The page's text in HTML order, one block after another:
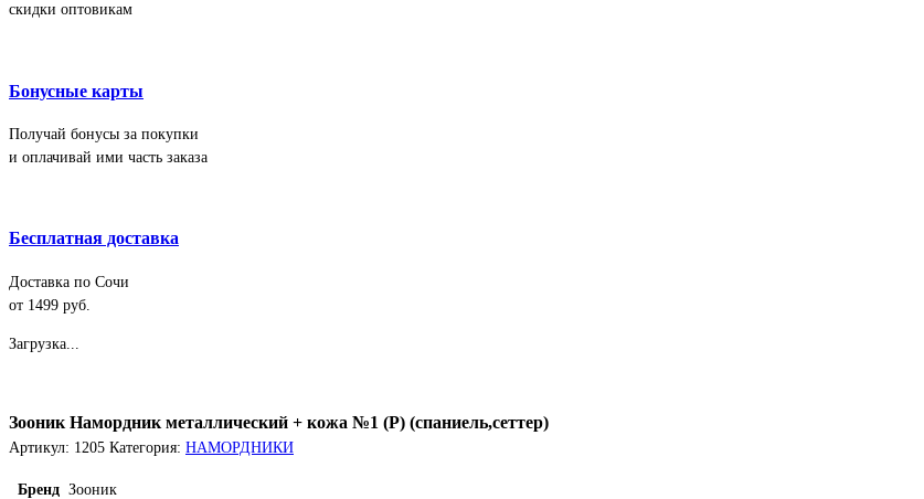
скидки оптовикам
Бонусные карты
Получай бонусы за покупки
и оплачивай ими часть заказа
Бесплатная доставка
Доставка по Сочи
от 1499 руб.
Загрузка...
Зооник Намордник металлический + кожа №1 (Р) (спаниель,сеттер)
Артикул: 1205 Категория: НАМОРДНИКИ
Бренд Зооник